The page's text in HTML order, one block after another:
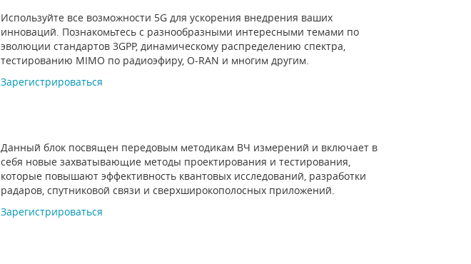
Используйте все возможности 5G для ускорения внедрения ваших
инноваций. Познакомьтесь с разнообразными интересными темами по
эволюции стандартов 3GPP, динамическому распределению спектра,
тестированию MIMO по радиоэфиру, O-RAN и многим другим.
Зарегистрироваться
Данный блок посвящен передовым методикам ВЧ измерений и включает в
себя новые захватывающие методы проектирования и тестирования,
которые повышают эффективность квантовых исследований, разработки
радаров, спутниковой связи и сверхширокополосных приложений.
Зарегистрироваться